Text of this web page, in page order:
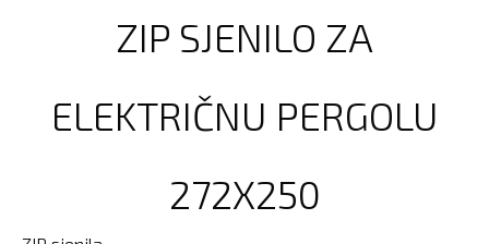
ZIP SJENILO ZA
ELEKTRIČNU PERGOLU
272X250